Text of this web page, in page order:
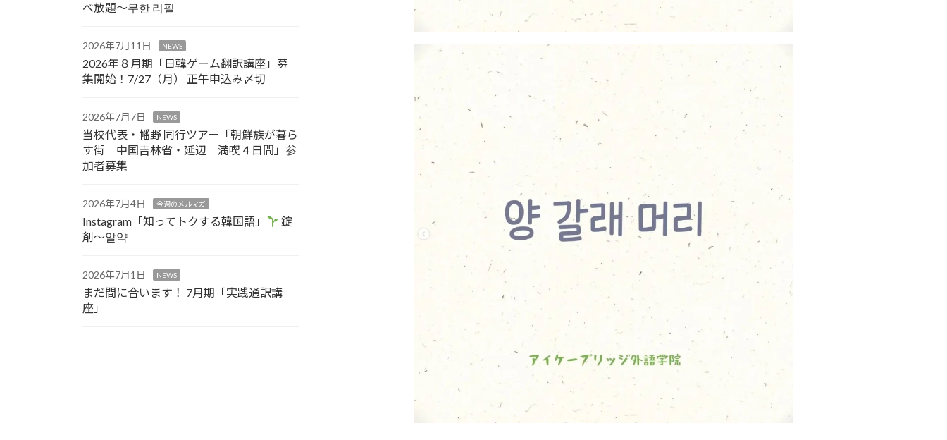
べ放題～무한 리필
2026年7月11日 NEWS
2026年８月期「日韓ゲーム翻訳講座」募
集開始！7/27（月） 正午申込み〆切
2026年7月7日 NEWS
当校代表・幡野 同行ツアー「朝鮮族が暮ら
す街 中国吉林省・延辺 満喫４日間」参
加者募集
2026年7月4日 今週のメルマガ
Instagram「知ってトクする韓国語」
錠
剤～알약
2026年7月1日 NEWS
まだ間に合います！ 7月期「実践通訳講
座」